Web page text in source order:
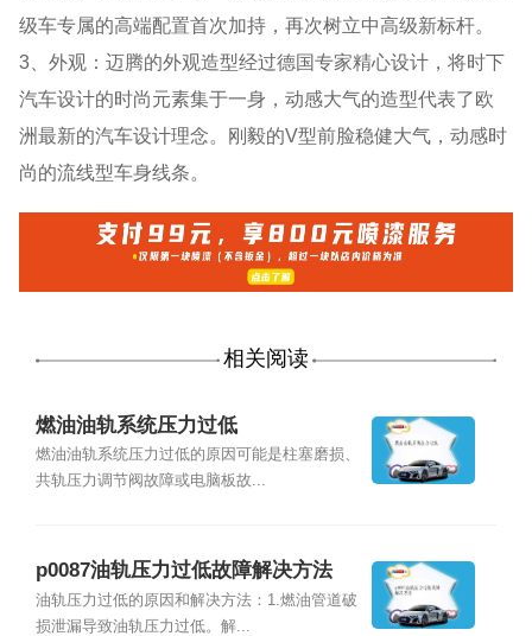
级车专属的高端配置首次加持，再次树立中高级新标杆。
3、外观：迈腾的外观造型经过德国专家精心设计，将时下
汽车设计的时尚元素集于一身，动感大气的造型代表了欧
洲最新的汽车设计理念。刚毅的V型前脸稳健大气，动感时
尚的流线型车身线条。
相关阅读
燃油油轨系统压力过低
燃油油轨系统压力过低的原因可能是柱塞磨损、
共轨压力调节阀故障或电脑板故...
p0087油轨压力过低故障解决方法
油轨压力过低的原因和解决方法：1.燃油管道破
损泄漏导致油轨压力过低。解...